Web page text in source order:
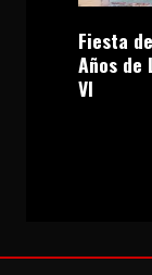
Fiesta
Años de
VI